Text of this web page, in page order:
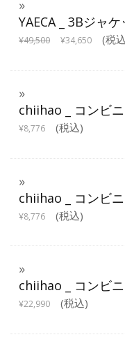
YAECA _ 3Bジャ
¥49,500 ¥34,650 (税
chiihao _ コンビ
¥8,776 (税込)
chiihao _ コンビ
¥8,776 (税込)
chiihao _ コンビ
¥22,990 (税込)